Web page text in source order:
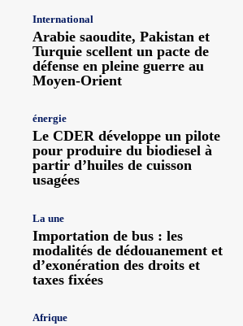
International
Arabie saoudite, Pakistan et
Turquie scellent un pacte de
défense en pleine guerre au
Moyen-Orient
énergie
Le CDER développe un pilote
pour produire du biodiesel à
partir d’huiles de cuisson
usagées
La une
Importation de bus : les
modalités de dédouanement et
d’exonération des droits et
taxes fixées
Afrique